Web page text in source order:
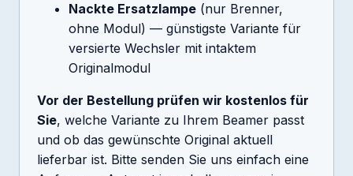
Nackte Ersatzlampe (nur Brenner,
ohne Modul) — günstigste Variante für
versierte Wechsler mit intaktem
Originalmodul
Vor der Bestellung prüfen wir kostenlos für
Sie, welche Variante zu Ihrem Beamer passt
und ob das gewünschte Original aktuell
lieferbar ist. Bitte senden Sie uns einfach eine